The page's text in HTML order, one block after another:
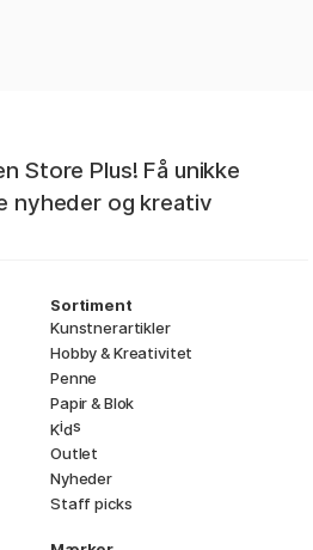
Store Plus! Få unikke
nyheder og kreativ
Sortiment
Kunstnerartikler
Hobby & Kreativitet
Penne
Papir & Blok
Kids
Outlet
Nyheder
Staff picks